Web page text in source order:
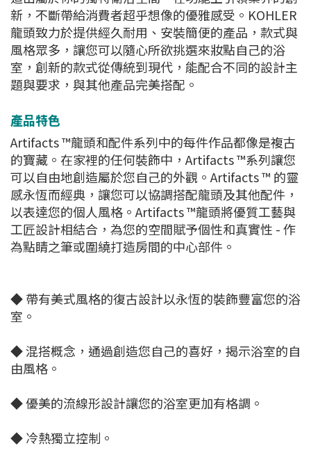
新，不斷帶給消費者超乎想像的優雅感受。KOHLER
龍頭致力於提供經久耐用、安裝簡便的產品，款式與
風格眾多，讓您可以隨心所欲挑選來妝點自己的浴
室，創新的款式從傳統到現代，能配合不同的設計主
題與要求，與其他產品完美搭配。
產品特色
Artifacts ™龍頭和配件系列中的每件作品都像是複古
的寶藏。在家裡的任何裝飾中，Artifacts ™系列讓您
可以自由地創造屬於您自己的外觀。Artifacts ™ 的靈
感永恆而經典，讓您可以協調搭配龍頭及其他配件，
以表達您的個人風格。Artifacts ™龍頭將優質工藝與
工匠設計相結合，為您的空間賦予個性和真實性 - 作
為點睛之筆或圍繞打造房間的中心部件。
◆ 帶有美式風格的復古設計以永恆的裝飾豐富您的浴
室。
◆ 混搭概念，通過創造您自己的喜好，揭示浴室的自
由風格。
◆ 優美的流線形設計讓您的浴室更加有格調。
◆ 冷熱獨立控制。